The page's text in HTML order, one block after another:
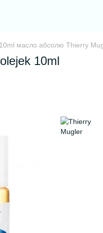
10ml масло абсолю Thierry
10ml